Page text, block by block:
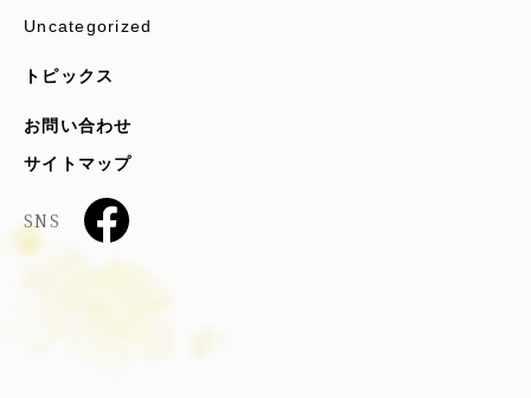
Uncategorized
トピックス
お問い合わせ
サイトマップ
SNS